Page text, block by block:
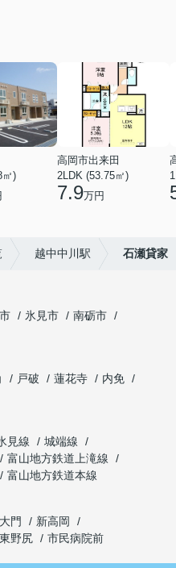
㎡)
高岡市出来田
2LDK (53.75㎡)
7.9万円
越中中川駅 石瀬貸家
氷見市
南砺市
戸破 蓮花寺
内免
見線
城端線
富山地方鉄道上滝線
富山地方鉄道本線
門
新高岡
東野尻 市民病院前